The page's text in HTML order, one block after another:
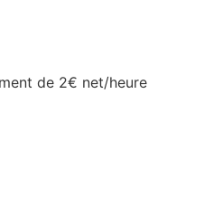
de 2€ net/heure